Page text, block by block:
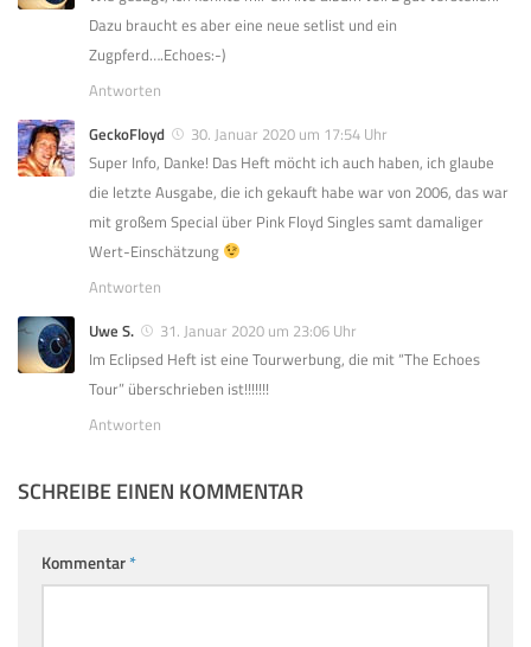
Dazu braucht es aber eine neue setlist und ein
Zugpferd….Echoes:-)
Antworten
GeckoFloyd
30. Januar 2020 um 17:54 Uhr
Super Info, Danke! Das Heft möcht ich auch haben, ich glaube
die letzte Ausgabe, die ich gekauft habe war von 2006, das war
mit großem Special über Pink Floyd Singles samt damaliger
Wert-Einschätzung
Antworten
Uwe S.
31. Januar 2020 um 23:06 Uhr
Im Eclipsed Heft ist eine Tourwerbung, die mit “The Echoes
Tour” überschrieben ist!!!!!!!
Antworten
SCHREIBE EINEN KOMMENTAR
Kommentar*